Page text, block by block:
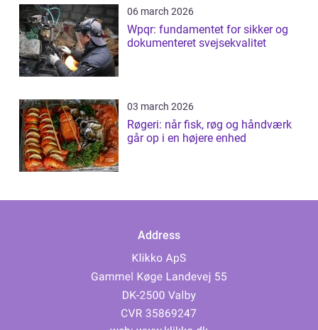
06 march 2026
Wpqr: fundamentet for sikker og
dokumenteret svejsekvalitet
03 march 2026
Røgeri: når fisk, røg og håndværk
går op i en højere enhed
Address